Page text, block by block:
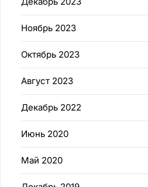
Ноябрь 2023
Октябрь 2023
Август 2023
Декабрь 2022
Июнь 2020
Май 2020